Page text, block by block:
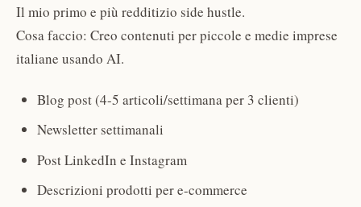
Il mio primo e più redditizio side hustle.
Cosa faccio: Creo contenuti per piccole e medie imprese
italiane usando AI.
Blog post (4-5 articoli/settimana per 3 clienti)
Newsletter settimanali
Post LinkedIn e Instagram
Descrizioni prodotti per e-commerce